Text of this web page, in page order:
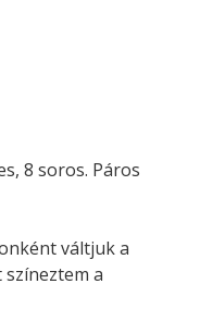
8 soros. Páros
váltjuk a
a